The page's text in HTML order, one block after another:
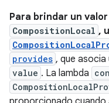
Para brindar un
CompositionLocal ,
provides , que asocia
value . La lambda